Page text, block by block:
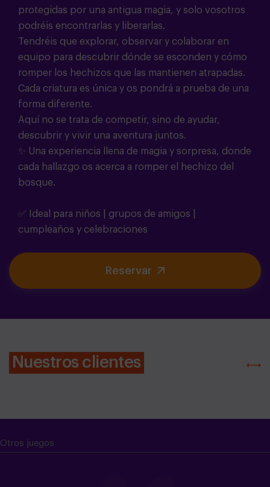
protegidas por una antigua magia, y solo vosotros
podréis encontrarlas y liberarlas.
Tendréis que explorar, observar y colaborar en
equipo para descubrir dónde se esconden y cómo
romper los hechizos que las mantienen atrapadas.
Cada criatura es única y os pondrá a prueba de una
forma diferente.
Aquí no se trata de competir, sino de ayudar,
descubrir y vivir una aventura juntos.
✨ Una experiencia llena de magia y sorpresa, donde
cada hallazgo os acerca a romper el hechizo del
bosque.
✅ Ideal para niños | grupos de amigos |
cumpleaños y celebraciones
Reservar
Nuestros clientes
Otros juegos